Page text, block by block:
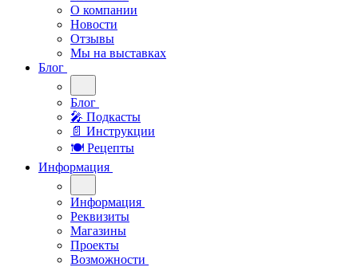
О компании
Новости
Отзывы
Мы на выставках
Блог
Блог
🎤︎︎ Подкасты
📄 Инструкции
🍽 Рецепты
Информация
Информация
Реквизиты
Магазины
Проекты
Возможности